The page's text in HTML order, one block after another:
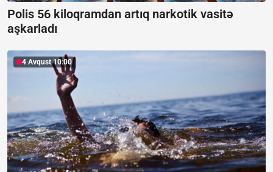
Polis 56 kiloqramdan artıq narkotik vasitə
aşkarladı
4 Avqust 10:00